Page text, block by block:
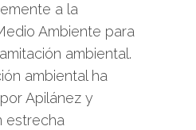
a la
Ambiente para
ambiental.
ambiental ha
Apilánez y
estrecha